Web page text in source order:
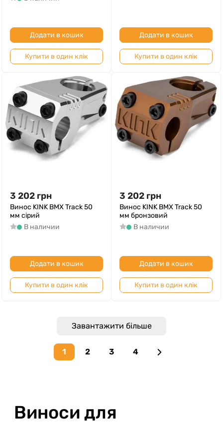
Додати в кошик
Купити в один клік
Додати в кошик
Купити в один клік
3 202 грн
Винос KINK BMX Track 50
мм сірий
В наличии
Додати в кошик
Купити в один клік
3 202 грн
Винос KINK BMX Track 50
мм бронзовий
В наличии
Додати в кошик
Купити в один клік
Завантажити більше
1 2 3 4
Next page
Виноси для